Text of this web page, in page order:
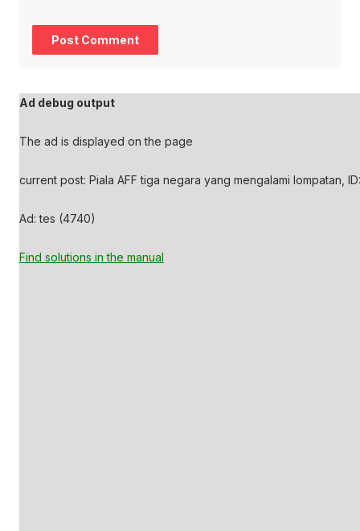
Ad debug output
The ad is displayed on the page
current post: Piala AFF tiga negara yang mengalami lompatan,
Ad: tes (4740)
Find solutions in the manual